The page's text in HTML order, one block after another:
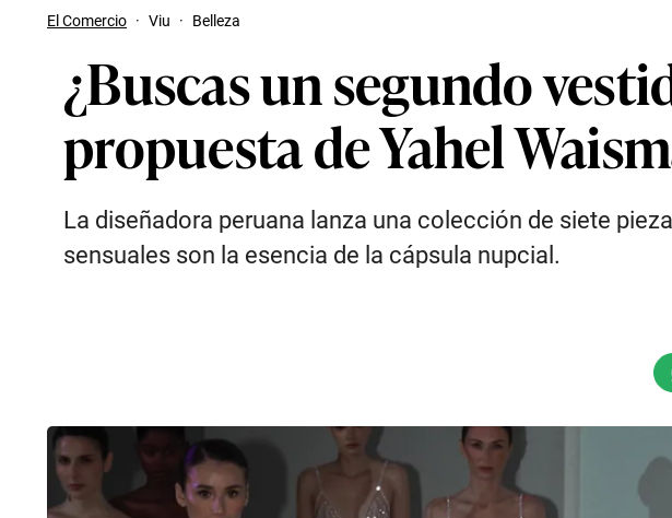
El Comercio · Viu · Belleza
¿Buscas un segundo
propuesta de Yahel
La diseñadora peruana lanza una colección de siete
sensuales son la esencia de la cápsula nupcial.